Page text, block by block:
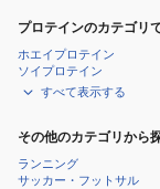
プロテインのカテゴリ
ホエイプロテイン
ソイプロテイン
すべて表示する
その他のカテゴリから
ランニング
サッカー・フットサル